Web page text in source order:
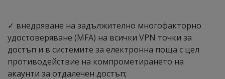
✓ внедряване на задължително многофакторно
удостоверяване (MFA) на всички VPN точки за
достъп и в системите за електронна поща с цел
противодействие на компрометирането на
акаунти за отдалечен достъп;